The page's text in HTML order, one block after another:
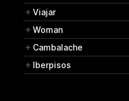
Viajar
Woman
Cambalache
Iberpisos